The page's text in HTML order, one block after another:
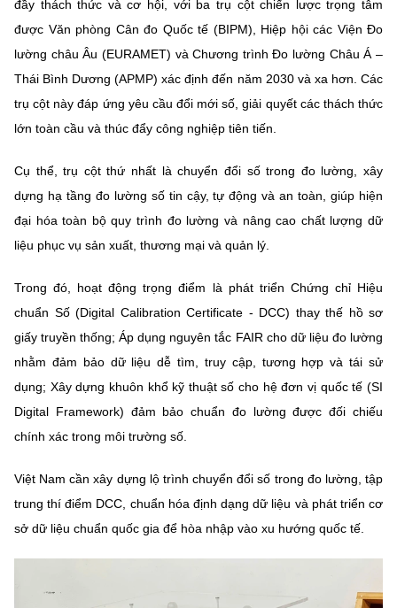
Sở hữu trí tuệ
Tiêu chuẩn, đo lường, chất lượng
Năng lượng nguyên tử
Lấy ý kiến người dân về dự thảo VBQPPL
Chuyển đổi số
Bưu chính, Viễn thông
Sở hữu trí tuệ
Tiêu chuẩn, đo lường, chất lượng
THƯ ĐIỆN TỬ
Khác
Videos
Voice
Vietnamese English
BỘ KHOA HỌC VÀ CÔNG NGHỆ
MINISTRY OF SCIENCE AND TECHNOLOGY
Điều khoản sử dụng Theo dõi MST: Góp ý
Cơ quan chủ quản: Bộ Khoa học và Công nghệ (MST)
Chịu trách nhiệm nội dung: Nguyễn Thị Hải Hằng
Liên hệ
đầy thách thức và cơ hội, với ba trụ cột chiến lược trọng tâm
được Văn phòng Cân đo Quốc tế (BIPM), Hiệp hội các Viện Đo
lường châu Âu (EURAMET) và Chương trình Đo lường Châu Á –
Thái Bình Dương (APMP) xác định đến năm 2030 và xa hơn. Các
trụ cột này đáp ứng yêu cầu đổi mới số, giải quyết các thách thức
lớn toàn cầu và thúc đẩy công nghiệp tiên tiến.
Cụ thể, trụ cột thứ nhất là chuyển đổi số trong đo lường, xây
dựng hạ tầng đo lường số tin cậy, tự động và an toàn, giúp hiện
đại hóa toàn bộ quy trình đo lường và nâng cao chất lượng dữ
liệu phục vụ sản xuất, thương mại và quản lý.
Trong đó, hoạt động trọng điểm là phát triển Chứng chỉ Hiệu
chuẩn Số (Digital Calibration Certificate - DCC) thay thế hồ sơ
giấy truyền thống; Áp dụng nguyên tắc FAIR cho dữ liệu đo lường
nhằm đảm bảo dữ liệu dễ tìm, truy cập, tương hợp và tái sử
dụng; Xây dựng khuôn khổ kỹ thuật số cho hệ đơn vị quốc tế (SI
Digital Framework) đảm bảo chuẩn đo lường được đối chiếu
chính xác trong môi trường số.
Việt Nam cần xây dựng lộ trình chuyển đổi số trong đo lường, tập
trung thí điểm DCC, chuẩn hóa định dạng dữ liệu và phát triển cơ
sở dữ liệu chuẩn quốc gia để hòa nhập vào xu hướng quốc tế.